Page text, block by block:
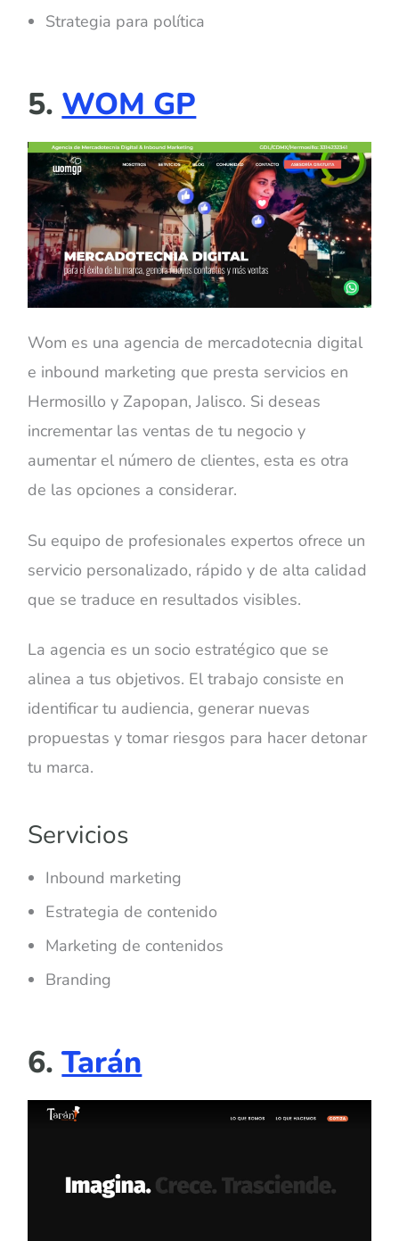
Strategia para política
5. WOM GP
Wom es una agencia de mercadotecnia digital
e inbound marketing que presta servicios en
Hermosillo y Zapopan, Jalisco. Si deseas
incrementar las ventas de tu negocio y
aumentar el número de clientes, esta es otra
de las opciones a considerar.
Su equipo de profesionales expertos ofrece un
servicio personalizado, rápido y de alta calidad
que se traduce en resultados visibles.
La agencia es un socio estratégico que se
alinea a tus objetivos. El trabajo consiste en
identificar tu audiencia, generar nuevas
propuestas y tomar riesgos para hacer detonar
tu marca.
Servicios
Inbound marketing
Estrategia de contenido
Marketing de contenidos
Branding
6. Tarán